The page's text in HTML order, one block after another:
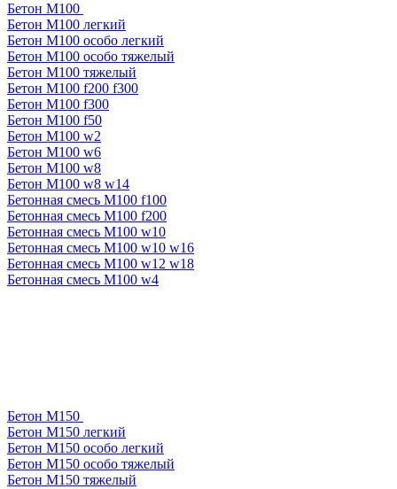
Бетон М100
Бетон М100 легкий
Бетон М100 особо легкий
Бетон М100 особо тяжелый
Бетон М100 тяжелый
Бетон М100 f200 f300
Бетон М100 f300
Бетон М100 f50
Бетон М100 w2
Бетон М100 w6
Бетон М100 w8
Бетон М100 w8 w14
Бетонная смесь М100 f100
Бетонная смесь М100 f200
Бетонная смесь М100 w10
Бетонная смесь М100 w10 w16
Бетонная смесь М100 w12 w18
Бетонная смесь М100 w4
Бетон М150
Бетон М150 легкий
Бетон М150 особо легкий
Бетон М150 особо тяжелый
Бетон М150 тяжелый